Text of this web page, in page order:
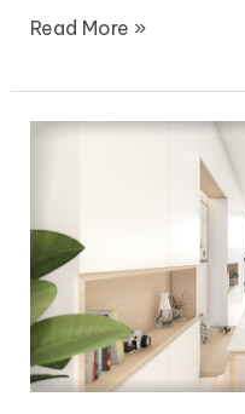
Read More »
Monarchy